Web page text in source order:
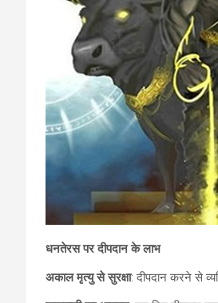
धनतेरस पर दीपदान के लाभ
अकाल मृत्यु से सुरक्षा: दीपदान करने से